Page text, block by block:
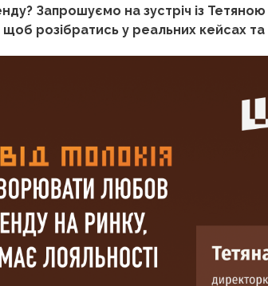
Запрошуємо на зустріч із
розібратись у реальних кейсах та